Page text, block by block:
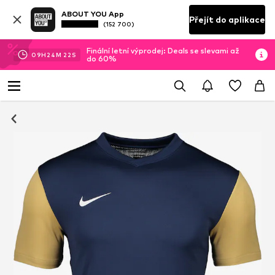
ABOUT YOU App
(152 700) Přejít do aplikace
09H 24M 22 S
Finální letní výprodej: Deals se slevami až
do 60%